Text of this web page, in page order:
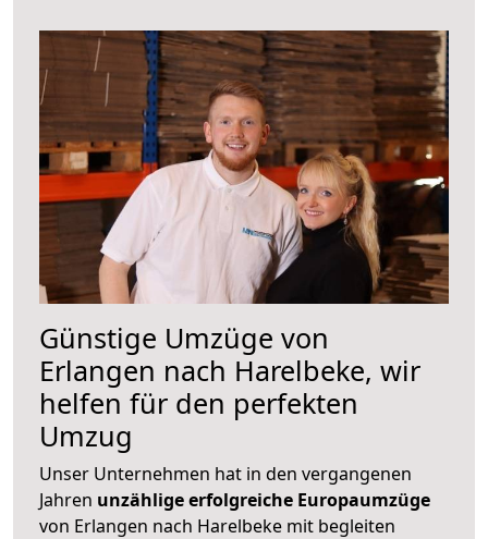
Günstige Umzüge von
Erlangen nach Harelbeke, wir
helfen für den perfekten
Umzug
Unser Unternehmen hat in den vergangenen
Jahren unzählige erfolgreiche Europaumzüge
von Erlangen nach Harelbeke mit begleiten